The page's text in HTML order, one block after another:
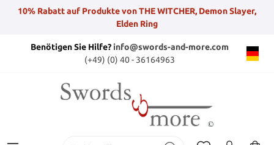
10% Rabatt auf Produkte von THE WITCHER, Demon Slayer,
Elden Ring
Benötigen Sie Hilfe?info@swords-and-more.com
(+49) (0) 40 - 36164963